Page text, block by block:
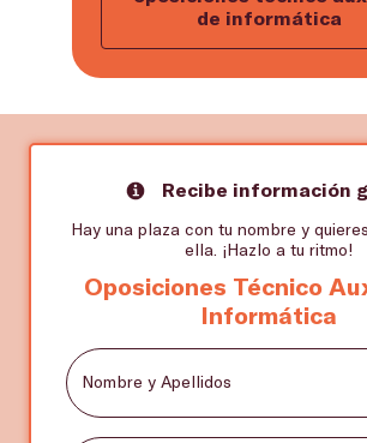
de informática
Recibe información
Hay una plaza con tu nombre y
ella. ¡Hazlo a tu ritmo!
Oposiciones Técnico
Informática
Nombre y Apellidos